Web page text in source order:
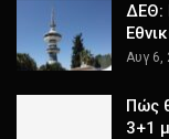
ΔΕΘ:
Αυγ 6,
Πώς
3+1